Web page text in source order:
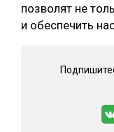
позволят не
и обеспечить